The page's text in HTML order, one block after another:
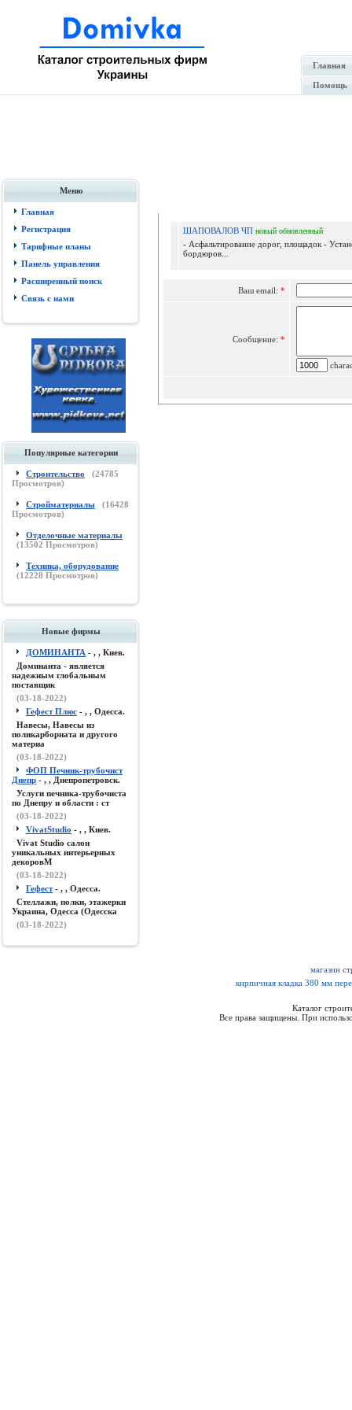
Главная
Помощь
Меню
Главная
Регистрация
Тарифные планы
Панель управления
Расширенный поиск
Связь с нами
Популярные категории
Строительство (24785
Просмотров)
Стройматериалы (16428
Просмотров)
Отделочные материалы
(13502 Просмотров)
Техника, оборудование
(12228 Просмотров)
Новые фирмы
ДОМИНАНТА - , , Киев.
Доминанта - является
надежным глобальным
поставщик
(03-18-2022)
Гефест Плюс - , , Одесса.
Навесы, Навесы из
поликарборната и другого
материа
(03-18-2022)
ФОП Печник-трубочист
Днепр - , , Днепропетровск.
Услуги печника-трубочиста
по Днепру и области : ст
(03-18-2022)
VivatStudio - , , Киев.
Vivat Studio салон
уникальных интерьерных
декоровМ
(03-18-2022)
Гефест- , , Одесса.
Стеллажи, полки, этажерки
Украина, Одесса (Одесска
(03-18-2022)
ШАПОВАЛОВ ЧП новый обновленный
- Асфальтирование дорог, площадок -
бордюров...
Ваш email: *
Сообщение: *
магазин
кирпичная кладка 380 мм
Каталог
Все права защищены. При